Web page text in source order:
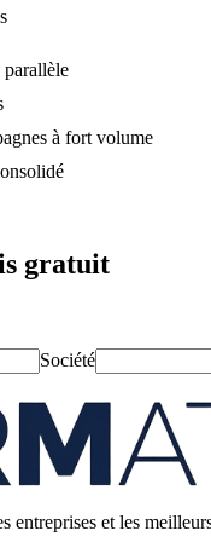
parallèle
à fort volume
gratuit
Société
entreprises et les